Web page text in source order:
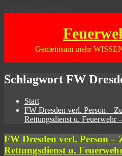
Gemeinsam mehr
Schlagwort FW
Start
FW Dresden verl. Person –
Rettungsdienst u. Feuerwehr
FW Dresden verl. Person –
Rettungsdienst u.